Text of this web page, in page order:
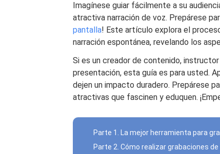
Imagínese guiar fácilmente a su
atractiva narración de voz. Prepárese
pantalla! Este artículo explora el
narración espontánea, revelando los
Si es un creador de contenido,
presentación, esta guía es para usted.
dejen un impacto duradero. Prepárese
atractivas que fascinen y eduquen.
Parte 1. La mejor herramienta para
Parte 2. Cómo realizar grabaciones